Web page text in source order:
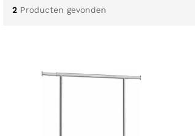
2 Producten gevonden